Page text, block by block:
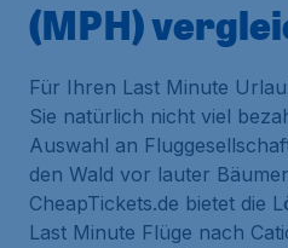
(MPH)
Für Ihren Last Minute
Sie natürlich nicht viel
Auswahl an
den Wald vor lauter
CheapTickets.de bietet die
Last Minute Flüge nach